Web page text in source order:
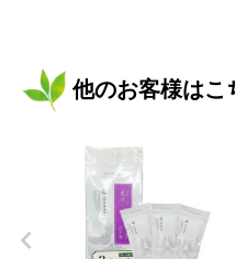
他のお客様はこ